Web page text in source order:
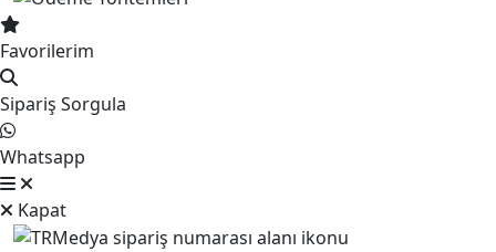
Favorilerim
Sipariş Sorgula
Whatsapp
Kapat